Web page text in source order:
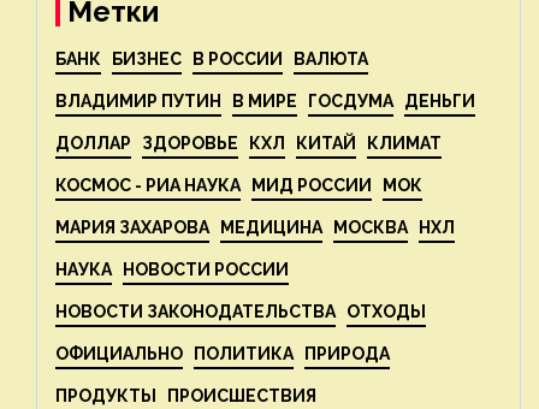
Метки
БАНК БИЗНЕС В РОССИИ ВАЛЮТА
ВЛАДИМИР ПУТИН В МИРЕ ГОСДУМА ДЕНЬГИ
ДОЛЛАР ЗДОРОВЬЕ КХЛ КИТАЙ КЛИМАТ
КОСМОС - РИА НАУКА МИД РОССИИ МОК
МАРИЯ ЗАХАРОВА МЕДИЦИНА МОСКВА НХЛ
НАУКА НОВОСТИ РОССИИ
НОВОСТИ ЗАКОНОДАТЕЛЬСТВА ОТХОДЫ
ОФИЦИАЛЬНО ПОЛИТИКА ПРИРОДА
ПРОДУКТЫ ПРОИСШЕСТВИЯ